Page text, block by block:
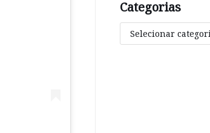
Categorias